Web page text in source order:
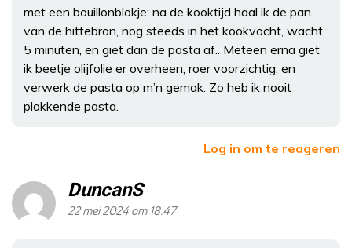
met een bouillonblokje; na de kooktijd haal ik de pan
van de hittebron, nog steeds in het kookvocht, wacht
5 minuten, en giet dan de pasta af.. Meteen erna giet
ik beetje olijfolie er overheen, roer voorzichtig, en
verwerk de pasta op m’n gemak. Zo heb ik nooit
plakkende pasta.
Log in om te reageren
DuncanS
22 mei 2024 om 18:47